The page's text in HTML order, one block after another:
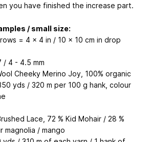
you have finished the increase part.
/ small size:
= 4 x 4 in / 10 x 10 cm in drop
/ 4 - 4.5 mm
Cheeky Merino Joy, 100% organic
yds / 320 m per 100 g hank, colour
Lace, 72 % Kid Mohair / 28 %
magnolia / mango